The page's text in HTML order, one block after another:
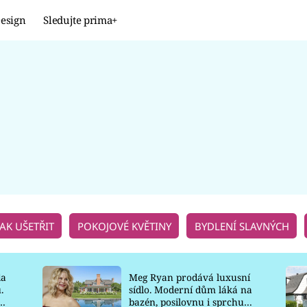
Sledujte prima+
UŠETŘIT POKOJOVÉ KVĚTINY BYDLENÍ SLAVNÝCH
Meg Ryan prodává luxusní
sídlo. Moderní dům láká na
bazén, posilovnu i sprchu